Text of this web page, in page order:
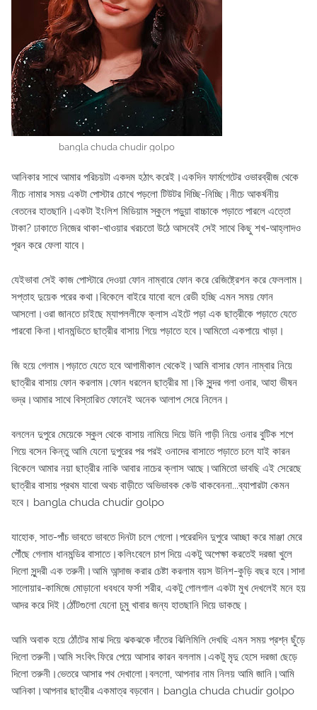
bangla chuda chudir golpo
আনিকার সাথে আমার পরিচয়টা একদম হঠাৎ করেই।একদিন ফার্মগেটের ওভারব্রীজ থেকে
নীচে নামার সময় একটা পোস্টার চোখে পড়লো টিউটর দিচ্ছি-নিচ্ছি।নীচে আকর্ষনীয়
বেতনের হাতছানি।একটা ইংলিশ মিডিয়াম স্কুলে পড়ুয়া বাচ্চাকে পড়াতে পারলে এত্তো
টাকা? ঢাকাতে নিজের থাকা-খাওয়ার খরচতো উঠে আসবেই সেই সাথে কিছু শখ-আহ্লাদও
পূরন করে ফেলা যাবে।
যেইভাবা সেই কাজ পোস্টারে দেওয়া ফোন নাম্বারে ফোন করে রেজিষ্ট্রেশন করে ফেললাম।
সপ্তাহ দুয়েক পরের কথা।বিকেলে বাইরে যাবো বলে রেডী হচ্ছি এমন সময় ফোন
আসলো।ওরা জানতে চাইছে ম্যাপললীফে ক্লাস এইটে পড়া এক ছাত্রীকে পড়াতে যেতে
পারবো কিনা।ধানমন্ডিতে ছাত্রীর বাসায় গিয়ে পড়াতে হবে।আমিতো একপায়ে খাড়া।
জি হয়ে গেলাম।পড়াতে যেতে হবে আগামীকাল থেকেই।আমি বাসার ফোন নাম্বার নিয়ে
ছাত্রীর বাসায় ফোন করলাম।ফোন ধরলেন ছাত্রীর মা।কি সুন্দর গলা ওনার, আহা ভীষন
ভদ্র।আমার সাথে বিস্তারিত ফোনেই অনেক আলাপ সেরে নিলেন।
বললেন দুপুরে মেয়েকে স্কুল থেকে বাসায় নামিয়ে দিয়ে উনি গাড়ী নিয়ে ওনার বুটিক শপে
গিয়ে বসেন কিন্তু আমি যেনো দুপুরের পর পরই ওনাদের বাসাতে পড়াতে চলে যাই কারন
বিকেলে আমার নয়া ছাত্রীর নাকি আবার নাচের ক্লাস আছে।আমিতো ভাবছি এই সেরেছে
ছাত্রীর বাসায় প্রথম যাবো অথচ বাড়ীতে অভিভাবক কেউ থাকবেননা...ব্যাপারটা কেমন
হবে। bangla chuda chudir golpo
যাহোক, সাত-পাঁচ ভাবতে ভাবতে দিনটা চলে গেলো।পরেরদিন দুপুরে আচ্ছা করে মাঞ্জা মেরে
পৌঁছে গেলাম ধানমন্ডির বাসাতে।কলিংবেলে চাপ দিয়ে একটু অপেক্ষা করতেই দরজা খুলে
দিলো সুন্দরী এক তরুনী।আমি আন্দাজ করার চেষ্টা করলাম বয়স উনিশ-কুড়ি বছর হবে।সাদা
সালোয়ার-কামিজে মোড়ানো ধবধবে ফর্সা শরীর, একটু গোলগাল একটা মুখ দেখলেই মনে হয়
আদর করে দিই।ঠোঁটগুলো যেনো চুমু খাবার জন্য হাতছানি দিয়ে ডাকছে।
আমি অবাক হয়ে ঠোঁটের মাঝ দিয়ে ঝকঝকে দাঁতের ঝিলিমিলি দেখছি এমন সময় প্রশ্ন ছুঁড়ে
দিলো তরুনী।আমি সংবিৎ ফিরে পেয়ে আসার কারন বললাম।একটু মৃদু হেসে দরজা ছেড়ে
দিলো তরুনী।ভেতরে আসার পথ দেখালো।বললো, আপনার নাম নিলয় আমি জানি।আমি
আনিকা।আপনার ছাত্রীর একমাত্র বড়বোন। bangla chuda chudir golpo